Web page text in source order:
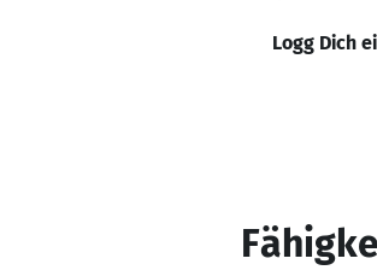
Logg Dich